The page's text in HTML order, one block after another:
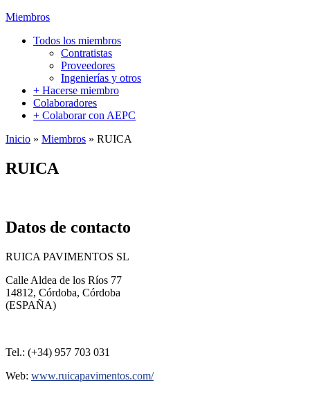
Miembros
Todos los miembros
Contratistas
Proveedores
Ingenierías y otros
+ Hacerse miembro
Colaboradores
+ Colaborar con AEPC
Inicio » Miembros » RUICA
RUICA
Datos de contacto
RUICA PAVIMENTOS SL
Calle Aldea de los Ríos 77
14812, Córdoba, Córdoba
(ESPAÑA)
Tel.: (+34) 957 703 031
Web: www.ruicapavimentos.com/